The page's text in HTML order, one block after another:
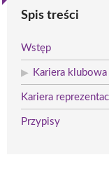
Spis treści
Wstęp
Kariera klubowa
Kariera
Przypisy